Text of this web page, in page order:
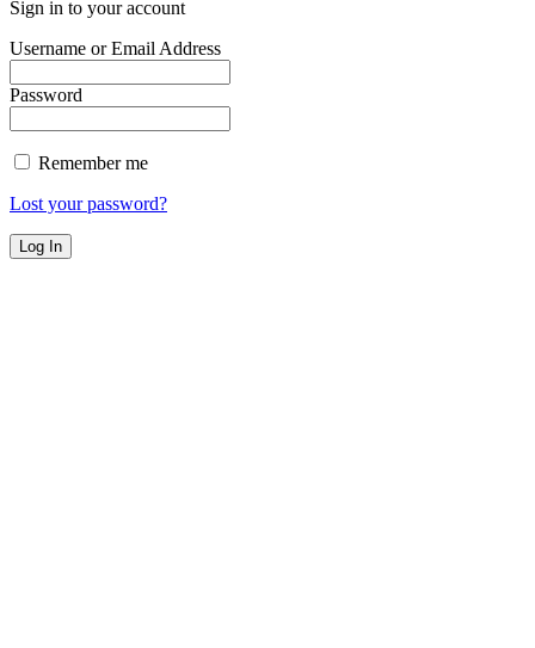
Sign in to your account
Username or Email Address
Password
Remember me
Lost your password?